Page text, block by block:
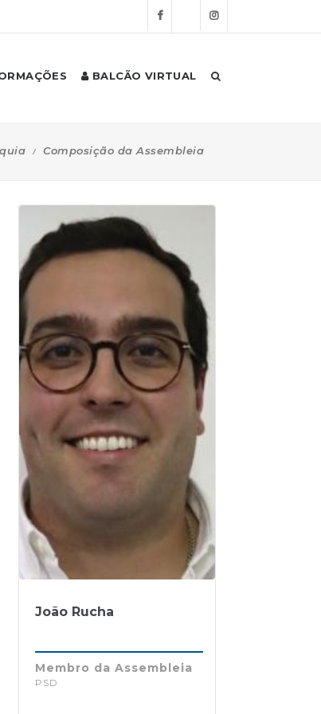
BALCÃO VIRTUAL
Composição da Assembleia
João Rucha
Membro da Assembleia
PSD